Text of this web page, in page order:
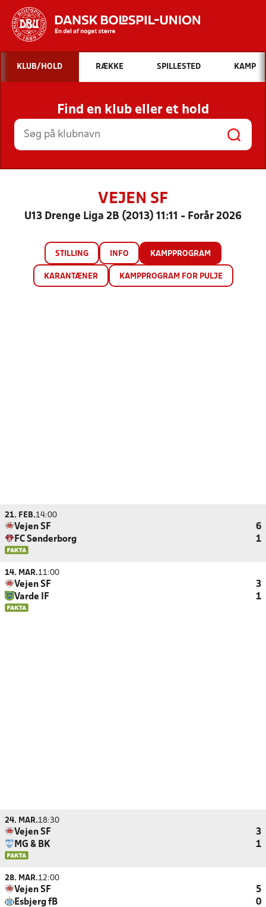
Hvad vil du søge efter?
INDHOLD OG NYHEDER
STILLINGER, RESULTATER, KLUBBER OG
HOLD
KLUB/HOLD RÆKKE SPILLESTED KAMP
Find en klub eller et hold
VEJEN SF
U13 Drenge Liga 2B (2013) 11:11 - Forår 2026
STILLING INFO KAMPPROGRAM
KARANTÆNER KAMPPROGRAM FOR PULJE
21. FEB.14:00
Vejen SF
6
FC Sønderborg
1
14. MAR.11:00
Vejen SF
3
Varde IF
1
24. MAR.18:30
Vejen SF
3
MG & BK
1
28. MAR.12:00
Vejen SF
5
Esbjerg fB
0